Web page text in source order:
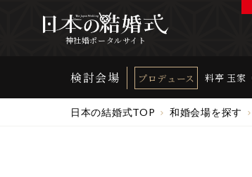
神社婚ポータルサイト
検討会場 プロデュース 料亭 玉家
日本の結婚式TOP 和婚会場を探す